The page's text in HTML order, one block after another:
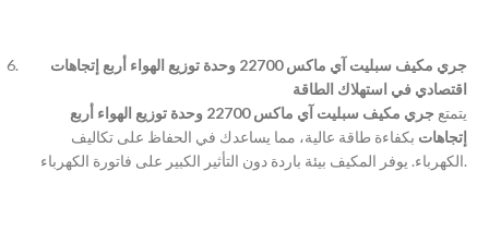
جري مكيف سبليت آي ماكس 22700 وحدة توزيع الهواء أربع إتجاهات
اقتصادي في استهلاك الطاقة
يتمتع
جري مكيف سبليت آي ماكس 22700 وحدة توزيع الهواء أربع
إتجاهات بكفاءة طاقة عالية، مما يساعدك في الحفاظ على تكاليف
الكهرباء. يوفر المكيف بيئة باردة دون التأثير الكبير على فاتورة الكهرباء.